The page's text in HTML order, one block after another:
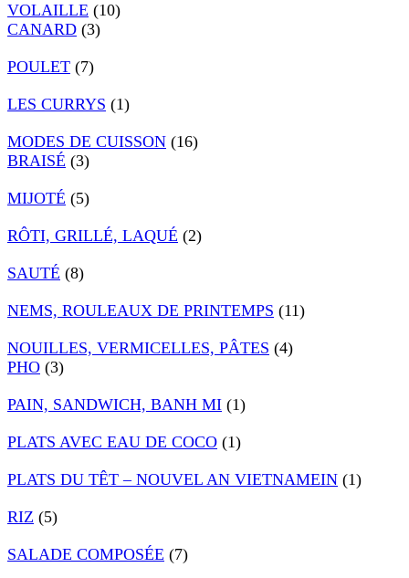
VOLAILLE (10)
CANARD (3)
POULET (7)
LES CURRYS (1)
MODES DE CUISSON (16)
BRAISÉ (3)
MIJOTÉ (5)
RÔTI, GRILLÉ, LAQUÉ (2)
SAUTÉ (8)
NEMS, ROULEAUX DE PRINTEMPS (11)
NOUILLES, VERMICELLES, PÂTES (4)
PHO (3)
PAIN, SANDWICH, BANH MI (1)
PLATS AVEC EAU DE COCO (1)
PLATS DU TÊT – NOUVEL AN VIETNAMEIN (1)
RIZ (5)
SALADE COMPOSÉE (7)